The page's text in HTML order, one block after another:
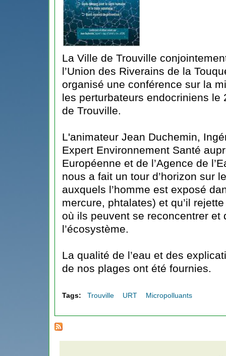
La Ville de Trouville
l’Union des Riverains de la
organisé une conférence sur la
les perturbateurs endocriniens le
de Trouville.
L'animateur Jean Duchemin,
Expert Environnement Santé
Européenne et de l’Agence de
nous a fait un tour d’horizon sur
auxquels l’homme est exposé
mercure, phtalates) et qu’il
où ils peuvent se reconcentrer et
l’écosystème.
La qualité de l’eau et des
de nos plages ont été fournies.
Tags: Trouville URT Micropolluants